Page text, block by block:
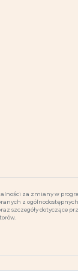
za zmiany w
z ogólnodostępnych
szczegóły dotyczące